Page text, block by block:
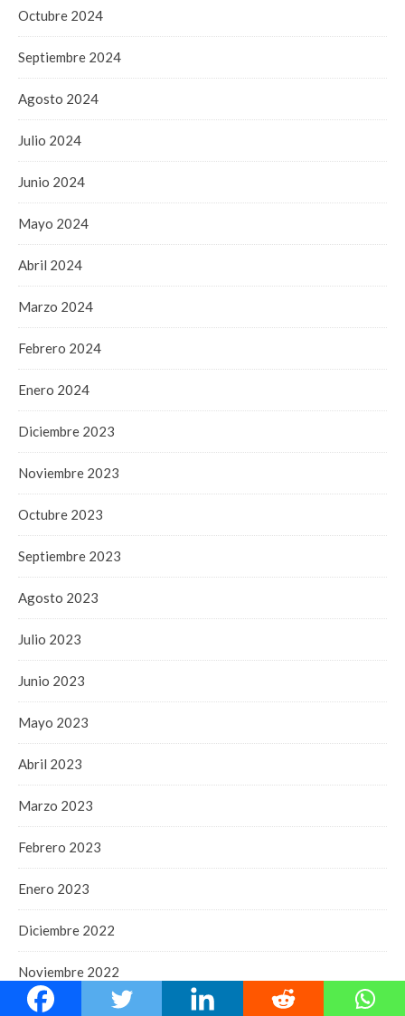
Octubre 2024
Septiembre 2024
Agosto 2024
Julio 2024
Junio 2024
Mayo 2024
Abril 2024
Marzo 2024
Febrero 2024
Enero 2024
Diciembre 2023
Noviembre 2023
Octubre 2023
Septiembre 2023
Agosto 2023
Julio 2023
Junio 2023
Mayo 2023
Abril 2023
Marzo 2023
Febrero 2023
Enero 2023
Diciembre 2022
Noviembre 2022